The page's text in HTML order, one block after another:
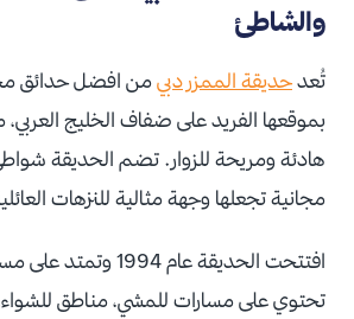
والشاطئ
تُعدحديقة الممزر دبيمن افضل حدائق
بموقعها الفريد على ضفاف الخليج العربي،
هادئة ومريحة للزوار. تضم الحديقة
مجانية تجعلها وجهة مثالية للنزهات
تحتوي على مسارات للمشي، مناطق